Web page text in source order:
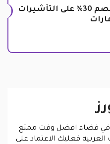
كوبون راينا تاورز الجديد خصم 30% على التأشيرات
في قضاء افضل وقت ممتع
العربية فعليك الاعتماد على